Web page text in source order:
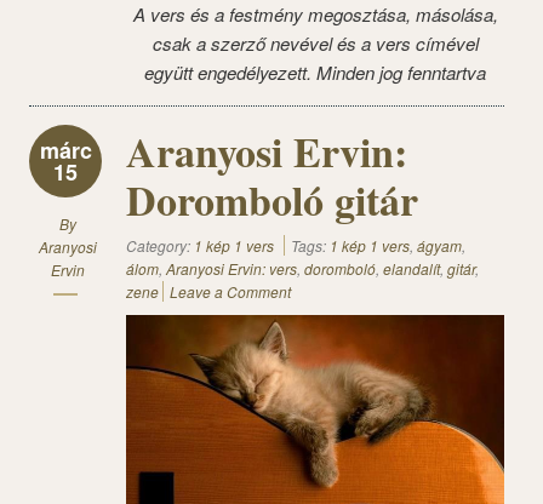
A vers és a festmény megosztása, másolása,
csak a szerző nevével és a vers címével
együtt engedélyezett. Minden jog fenntartva
márc
15
By
Aranyosi
Ervin
Aranyosi Ervin:
Doromboló gitár
Category: 1 kép 1 vers Tags: 1 kép 1 vers, ágyam,
álom, Aranyosi Ervin: vers, doromboló, elandalít, gitár,
zene Leave a Comment